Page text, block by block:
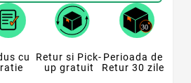
cu
Retur si Pick-
up gratuit
Perioada de
Retur 30 zile